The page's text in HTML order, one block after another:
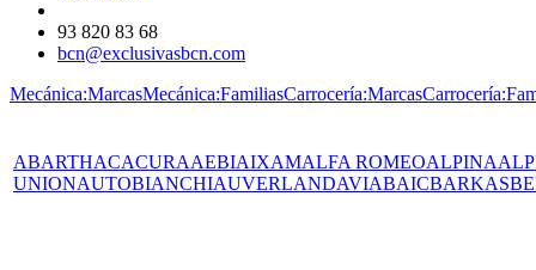
93 820 83 68
bcn@exclusivasbcn.com
Mecánica:MarcasMecánica:FamiliasCarrocería:Marcas
ABARTHACACURAAEBIAIXAMALFA ROMEOALPINA
UNIONAUTOBIANCHIAUVERLANDAVIABAICBARKAS